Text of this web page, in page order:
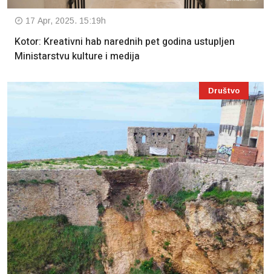
17 Apr, 2025. 15:19h
Kotor: Kreativni hab narednih pet godina ustupljen
Ministarstvu kulture i medija
Društvo